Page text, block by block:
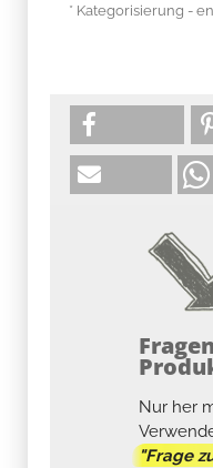
* Kategorisierung -
Nur her
"Frage